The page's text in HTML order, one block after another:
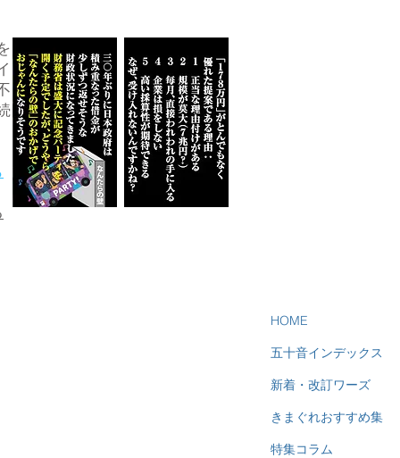
HOME
五十音インデックス
新着・改訂ワーズ
きまぐれおすすめ集
特集コラム